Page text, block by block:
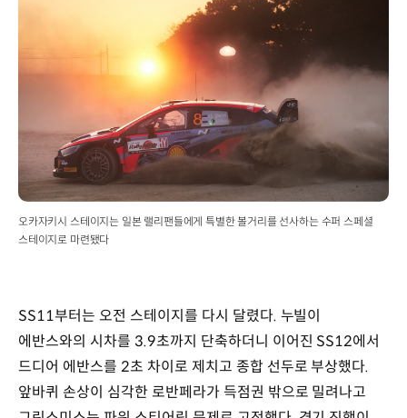
오카자키시 스테이지는 일본 랠리팬들에게 특별한 볼거리를 선사하는 수퍼 스페셜
스테이지로 마련됐다
SS11부터는 오전 스테이지를 다시 달렸다. 누빌이
에반스와의 시차를 3.9초까지 단축하더니 이어진 SS12에서
드디어 에반스를 2초 차이로 제치고 종합 선두로 부상했다.
앞바퀴 손상이 심각한 로반페라가 득점권 밖으로 밀려나고